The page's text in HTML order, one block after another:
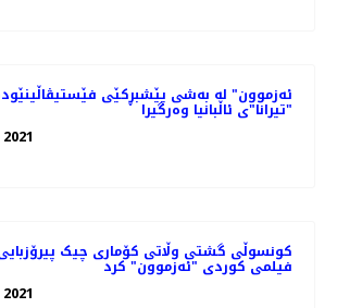
"تیرانا"ی ئاڵبانیا وه‌رگیرا
کونسوڵی گشتی وڵاتی کۆماری چیک
فیلمی کوردی "ئەزموون" کرد